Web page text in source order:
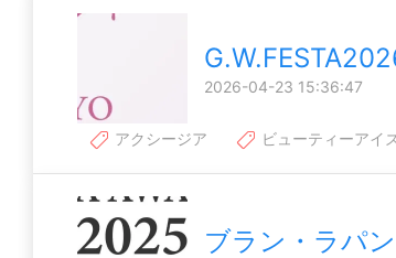
2026-04-23 15:36:47
アクシージア ビューティーアイ
ブラン・ラパ